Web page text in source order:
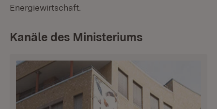
Energiewirtschaft.
Kanäle des Ministeriums